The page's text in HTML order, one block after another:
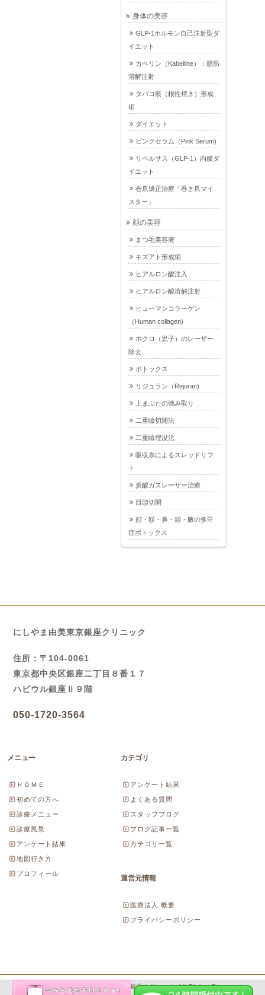
身体の美容
GLP-1ホルモン自己注射型ダ
イエット
カベリン（Kabelline）：脂肪
溶解注射
タバコ痕（根性焼き）形成
術
ダイエット
ピンクセラム（Pink Serum)
リベルサス（GLP-1）内服ダ
イエット
巻爪矯正治療「巻き爪マイ
スター」
顔の美容
まつ毛美容液
キズアト形成術
ヒアルロン酸注入
ヒアルロン酸溶解注射
ヒューマンコラーゲン
（Human collagen)
ホクロ（黒子）のレーザー
除去
ボトックス
リジュラン（Rejuran)
上まぶたの弛み取り
二重瞼切開法
二重瞼埋没法
吸収糸によるスレッドリフ
ト
炭酸ガスレーザー治療
目頭切開
顔・額・鼻・頭・腋の多汗
症ボトックス
にしやま由美東京銀座クリニック
住所：〒104-0061
東京都中央区銀座二丁目８番１７
ハビウル銀座Ⅱ９階
050-1720-3564
メニュー
ＨＯＭＥ
初めての方へ
診療メニュー
診療風景
アンケート結果
地図行き方
プロフィール
カテゴリ
アンケート結果
よくある質問
スタッフブログ
ブログ記事一覧
カテゴリ一覧
運営元情報
医療法人 概要
プライバシーポリシー
Copyright© 2026 にしやま由美東京銀座クリニック All Rights Reserved.